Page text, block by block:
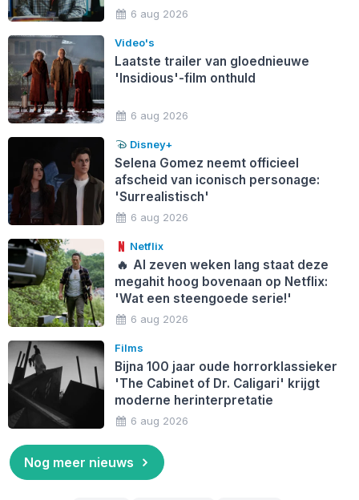
6 aug 2026
Video's
Laatste trailer van gloednieuwe
'Insidious'-film onthuld
6 aug 2026
Disney+
Selena Gomez neemt officieel
afscheid van iconisch personage:
'Surrealistisch'
6 aug 2026
Netflix
🔥 Al zeven weken lang staat deze
megahit hoog bovenaan op Netflix:
'Wat een steengoede serie!'
6 aug 2026
Films
Bijna 100 jaar oude horrorklassieker
'The Cabinet of Dr. Caligari' krijgt
moderne herinterpretatie
6 aug 2026
Nog meer nieuws